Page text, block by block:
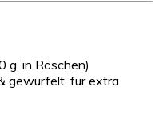
g, in Röschen)
gewürfelt, für extra